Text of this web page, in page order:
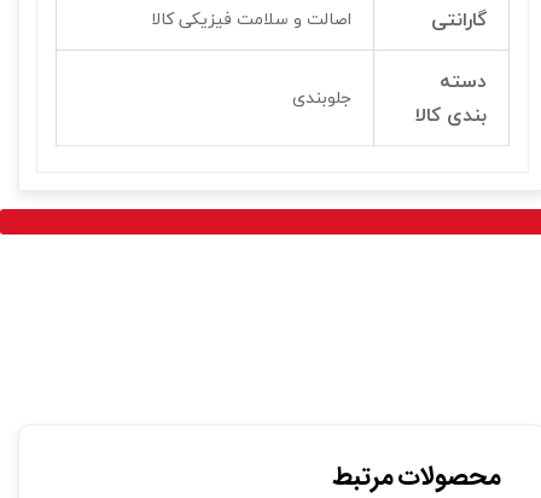
گارانتی اصالت و سلامت فیزیکی کالا
دسته
بندی کالا
جلوبندی
محصولات مرتبط